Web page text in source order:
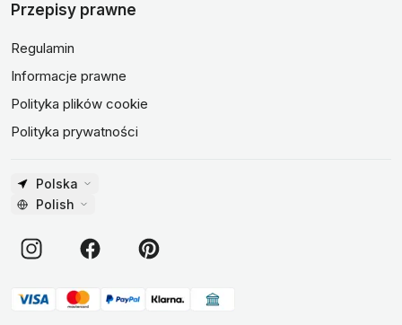
Przepisy prawne
Regulamin
Informacje prawne
Polityka plików cookie
Polityka prywatności
Polska
Polish